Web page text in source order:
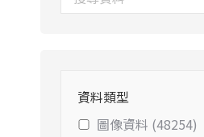
資料類型
圖像資料 (48254)